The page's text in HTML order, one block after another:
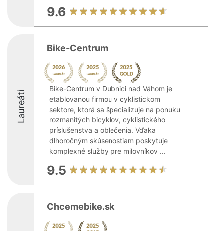
9.6
Laureáti
Bike-Centrum
Bike-Centrum v Dubnici nad Váhom je
etablovanou firmou v cyklistickom
sektore, ktorá sa špecializuje na ponuku
rozmanitých bicyklov, cyklistického
príslušenstva a oblečenia. Vďaka
dlhoročným skúsenostiam poskytuje
komplexné služby pre milovníkov ...
9.5
Chcemebike.sk